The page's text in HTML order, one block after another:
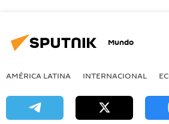
Mundo
AMÉRICA LATINA INTERNACIONAL